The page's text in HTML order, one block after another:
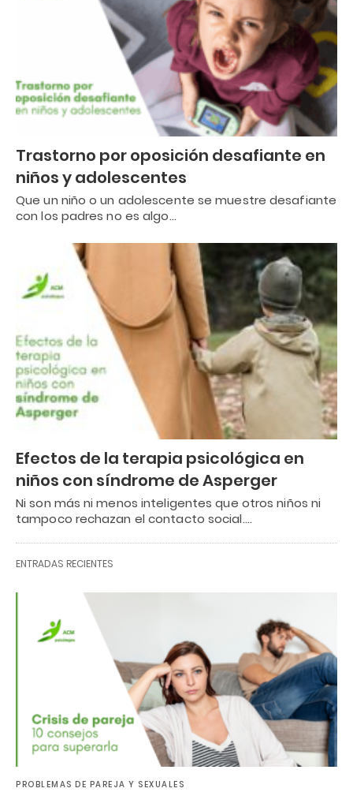
Trastorno por oposición desafiante en
niños y adolescentes
Que un niño o un adolescente se muestre desafiante
con los padres no es algo…
Efectos de la terapia psicológica en
niños con síndrome de Asperger
Ni son más ni menos inteligentes que otros niños ni
tampoco rechazan el contacto social.…
ENTRADAS RECIENTES
PROBLEMAS DE PAREJA Y SEXUALES